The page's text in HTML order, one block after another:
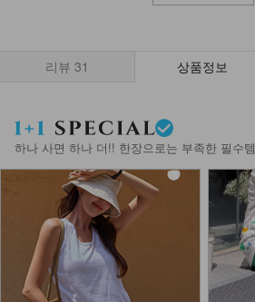
리뷰 31 상품정보
하나 사면 하나 더!! 한장으로는 부족한 필수템